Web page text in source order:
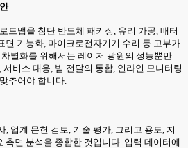
드맵을 첨단 반도체 패키징, 유리 가공, 배터
면 기능화, 마이크로전자기기 수리 등 고부가
별화를 위해서는 레이저 광원의 성능뿐만
비스 대응, 빔 전달의 통합, 인라인 모니터링
추어야 합니다.
, 업계 문헌 검토, 기술 평가, 그리고 용도, 지
측면 분석을 종합한 것입니다. 입력 데이터에